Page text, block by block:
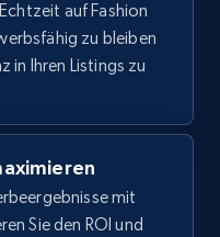
Jetzt anfangen
Gtin,
reviews, and
auf Fashion
zu bleiben
in Ihren Listings zu
mit
Sie den ROI und